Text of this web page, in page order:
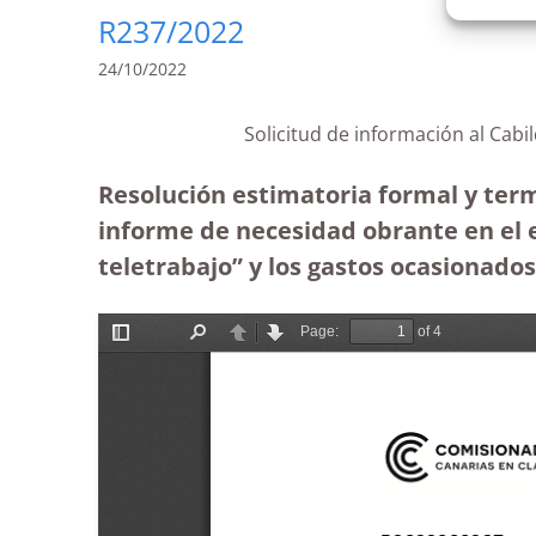
R237/2022
24/10/2022
Solicitud de información al
Resolución estimatoria formal y
informe de necesidad obrante en el
teletrabajo” y los gastos